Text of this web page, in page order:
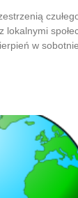
lokalnymi
w